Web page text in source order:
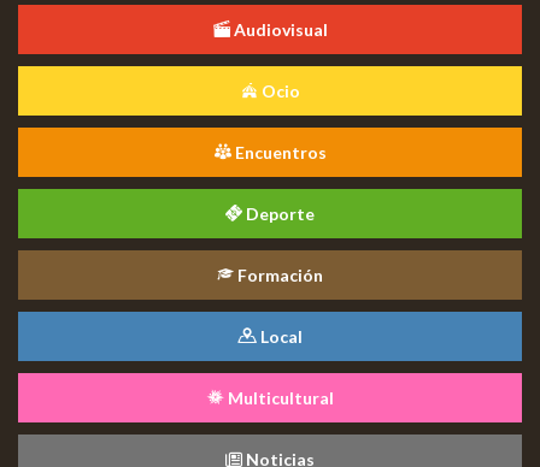
Audiovisual
Ocio
Encuentros
Deporte
Formación
Local
Multicultural
Noticias